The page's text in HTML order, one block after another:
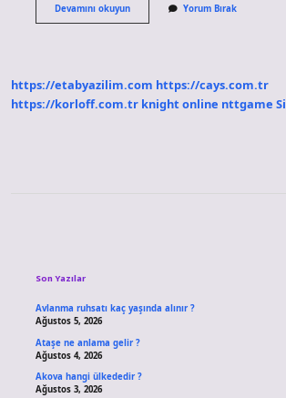
Devamını okuyunMevsimsel
Alerjiyi
Yorum Bırak
https://etabyazilim.com https://cays.com.tr
https://korloff.com.tr knight online nttgame
Son Yazılar
Avlanma ruhsatı kaç yaşında alınır ?
Ağustos 5, 2026
Ataşe ne anlama gelir ?
Ağustos 4, 2026
Akova hangi ülkededir ?
Ağustos 3, 2026